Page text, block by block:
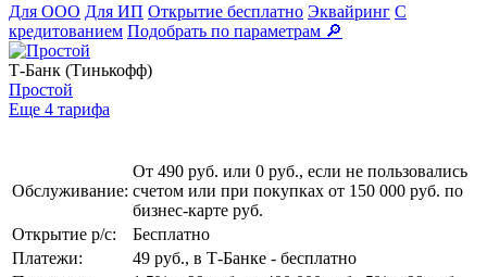
Для ООО Для ИП Открытие бесплатно Эквайринг С
кредитованием Подобрать по параметрам 🔎
Т-Банк (Тинькофф)
Простой
Еще 4 тарифа
Обслуживание:
От 490 руб. или 0 руб., если не пользовались
счетом или при покупках от 150 000 руб. по
бизнес-карте руб.
Открытие р/с:
Бесплатно
Платежи:
49 руб., в Т‑Банке - бесплатно